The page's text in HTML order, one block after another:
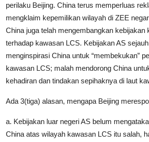
perilaku Beijing. China terus memperluas
mengklaim kepemilikan wilayah di ZEE
China juga telah mengembangkan kebijakan
terhadap kawasan LCS. Kebijakan AS
menginspirasi China untuk “membekukan”
kawasan LCS; malah mendorong China
kehadiran dan tindakan sepihaknya di laut
Ada 3(tiga) alasan, mengapa Beijing
a. Kebijakan luar negeri AS belum
China atas wilayah kawasan LCS itu salah,